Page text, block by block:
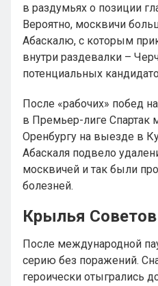
в раздумьях о позиции
Вероятно, москвичи
Абаскалю, с которым
внутри раздевалки –
потенциальных
После «рабочих» побед
в Премьер-лиге Спартак
Оренбургу на выезде в
Абаскаля подвело
москвичей и так были
болезней.
Крылья Советов
После международной
серию без поражений.
героически отыгрались